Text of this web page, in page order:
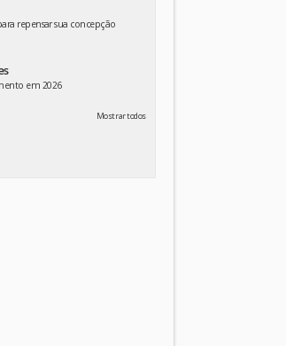
repensar sua concepção
em 2026
Mostrar todos